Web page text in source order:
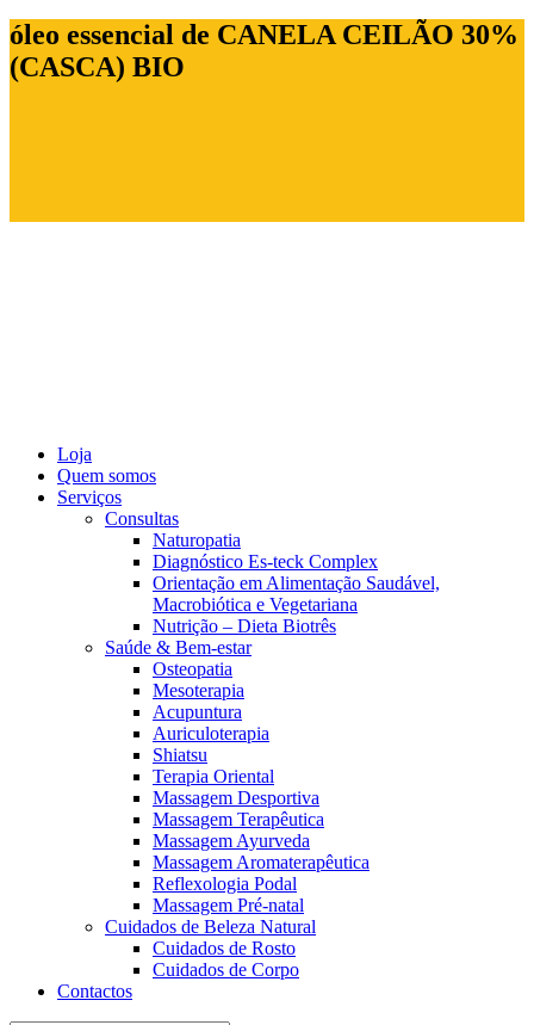
óleo essencial de CANELA CEILÃO 30%
(CASCA) BIO
Loja
Quem somos
Serviços
Consultas
Naturopatia
Diagnóstico Es-teck Complex
Orientação em Alimentação Saudável,
Macrobiótica e Vegetariana
Nutrição – Dieta Biotrês
Saúde & Bem-estar
Osteopatia
Mesoterapia
Acupuntura
Auriculoterapia
Shiatsu
Terapia Oriental
Massagem Desportiva
Massagem Terapêutica
Massagem Ayurveda
Massagem Aromaterapêutica
Reflexologia Podal
Massagem Pré-natal
Cuidados de Beleza Natural
Cuidados de Rosto
Cuidados de Corpo
Contactos